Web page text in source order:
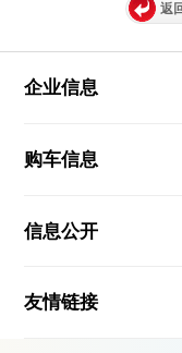
返
企业信息
购车信息
信息公开
友情链接